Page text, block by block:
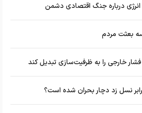
درباره جنگ اقتصادی دشمن
بعثت مردم
خارجی را به ظرفیت‌سازی تبدیل کند
نسل زد دچار بحران شده است؟